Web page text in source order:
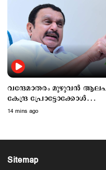
കടലില്‍
സ്‌കൂബ അംഗങ്ങളുടെ
2 hours ago
വന്ദേമാതരം മുഴുവന്‍
കേന്ദ്ര പ്രോട്ടോക്കോള്‍
അനുസരിക്കില്ലെന്ന്
14 mins ago
Sitemap